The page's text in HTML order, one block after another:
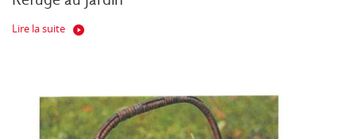
Lire la suite